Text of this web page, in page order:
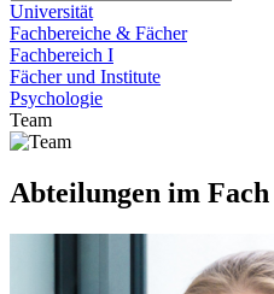
Universität
Fachbereiche & Fächer
Fachbereich I
Fächer und Institute
Psychologie
Team
Abteilungen im Fach